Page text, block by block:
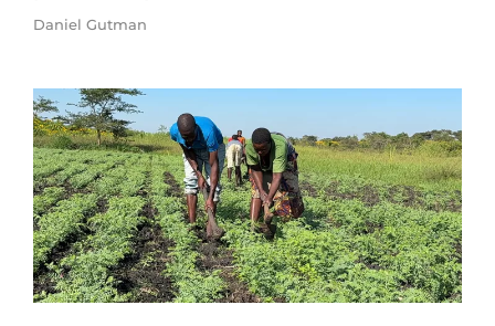
Daniel Gutman